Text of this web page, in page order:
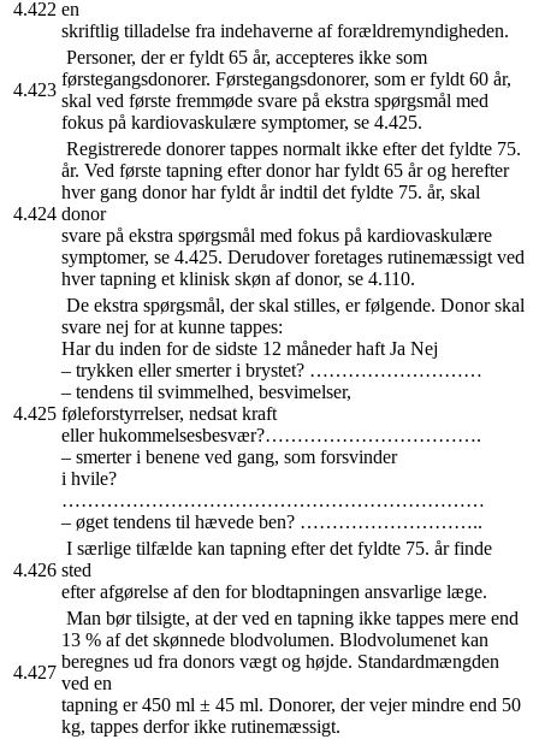
4.422 en
skriftlig tilladelse fra indehaverne af forældremyndigheden.
4.423
Personer, der er fyldt 65 år, accepteres ikke som
førstegangsdonorer. Førstegangsdonorer, som er fyldt 60 år,
skal ved første fremmøde svare på ekstra spørgsmål med
fokus på kardiovaskulære symptomer, se 4.425.
4.424
Registrerede donorer tappes normalt ikke efter det fyldte 75.
år. Ved første tapning efter donor har fyldt 65 år og herefter
hver gang donor har fyldt år indtil det fyldte 75. år, skal
donor
svare på ekstra spørgsmål med fokus på kardiovaskulære
symptomer, se 4.425. Derudover foretages rutinemæssigt ved
hver tapning et klinisk skøn af donor, se 4.110.
4.425
De ekstra spørgsmål, der skal stilles, er følgende. Donor skal
svare nej for at kunne tappes:
Har du inden for de sidste 12 måneder haft Ja Nej
– trykken eller smerter i brystet? ………………………
– tendens til svimmelhed, besvimelser,
føleforstyrrelser, nedsat kraft
eller hukommelsesbesvær?…………………………….
– smerter i benene ved gang, som forsvinder
i hvile?
…………………………………………………………
– øget tendens til hævede ben? ………………………..
4.426
I særlige tilfælde kan tapning efter det fyldte 75. år finde
sted
efter afgørelse af den for blodtapningen ansvarlige læge.
4.427
Man bør tilsigte, at der ved en tapning ikke tappes mere end
13 % af det skønnede blodvolumen. Blodvolumenet kan
beregnes ud fra donors vægt og højde. Standardmængden
ved en
tapning er 450 ml ± 45 ml. Donorer, der vejer mindre end 50
kg, tappes derfor ikke rutinemæssigt.